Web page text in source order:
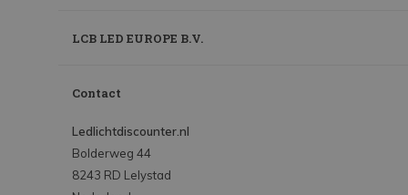
LCB LED EUROPE B.V.
Contact
Ledlichtdiscounter.nl
Bolderweg 44
8243 RD Lelystad